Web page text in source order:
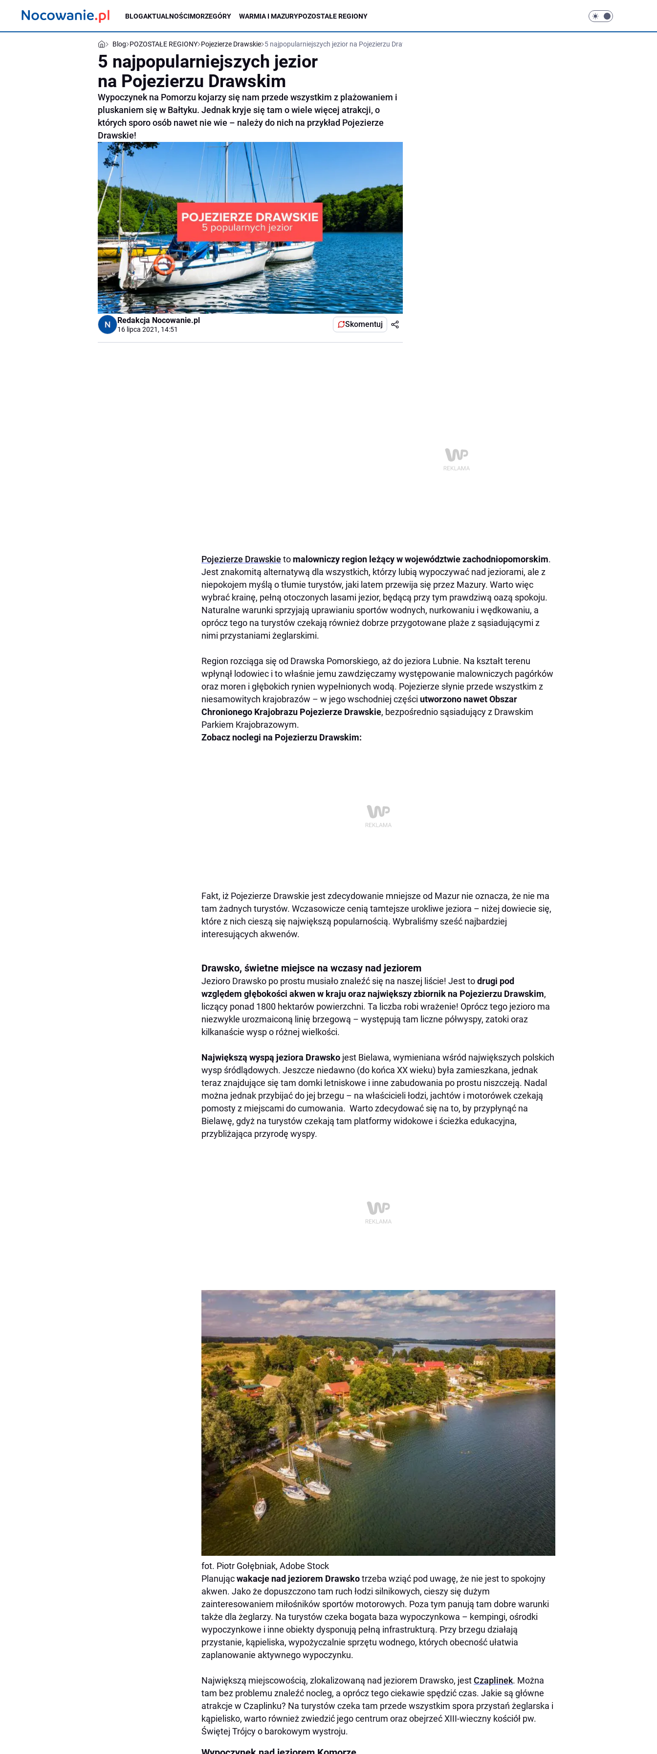
BLOGAKTUALNOŚCIMORZEGÓRY WARMIA I MAZURYPOZOSTAŁE REGIONY
Blog POZOSTAŁE REGIONY Pojezierze Drawskie 5 najpopularniejszych jezior na Pojezierzu Drawskim
5 najpopularniejszych jezior
na Pojezierzu Drawskim
Wypoczynek na Pomorzu kojarzy się nam przede wszystkim z plażowaniem i
pluskaniem się w Bałtyku. Jednak kryje się tam o wiele więcej atrakcji, o
których sporo osób nawet nie wie – należy do nich na przykład Pojezierze
Drawskie!
Redakcja Nocowanie.pl
16 lipca 2021, 14:51
Skomentuj
Pojezierze Drawskie to malowniczy region leżący w województwie zachodniopomorskim.
Jest znakomitą alternatywą dla wszystkich, którzy lubią wypoczywać nad jeziorami, ale z
niepokojem myślą o tłumie turystów, jaki latem przewija się przez Mazury. Warto więc
wybrać krainę, pełną otoczonych lasami jezior, będącą przy tym prawdziwą oazą spokoju.
Naturalne warunki sprzyjają uprawianiu sportów wodnych, nurkowaniu i wędkowaniu, a
oprócz tego na turystów czekają również dobrze przygotowane plaże z sąsiadującymi z
nimi przystaniami żeglarskimi.
Region rozciąga się od Drawska Pomorskiego, aż do jeziora Lubnie. Na kształt terenu
wpłynął lodowiec i to właśnie jemu zawdzięczamy występowanie malowniczych pagórków
oraz moren i głębokich rynien wypełnionych wodą. Pojezierze słynie przede wszystkim z
niesamowitych krajobrazów – w jego wschodniej części utworzono nawet Obszar
Chronionego Krajobrazu Pojezierze Drawskie, bezpośrednio sąsiadujący z Drawskim
Parkiem Krajobrazowym.
Zobacz noclegi na Pojezierzu Drawskim:
Fakt, iż Pojezierze Drawskie jest zdecydowanie mniejsze od Mazur nie oznacza, że nie ma
tam żadnych turystów. Wczasowicze cenią tamtejsze urokliwe jeziora – niżej dowiecie się,
które z nich cieszą się największą popularnością. Wybraliśmy sześć najbardziej
interesujących akwenów.
Drawsko, świetne miejsce na wczasy nad jeziorem
Jezioro Drawsko po prostu musiało znaleźć się na naszej liście! Jest todrugi pod
względem głębokości akwen w kraju oraz największy zbiornik na Pojezierzu Drawskim,
liczący ponad 1800 hektarów powierzchni. Ta liczba robi wrażenie! Oprócz tego jezioro ma
niezwykle urozmaiconą linię brzegową – występują tam liczne półwyspy, zatoki oraz
kilkanaście wysp o różnej wielkości.
Największą wyspą jeziora Drawsko jest Bielawa, wymieniana wśród największych polskich
wysp śródlądowych. Jeszcze niedawno (do końca XX wieku) była zamieszkana, jednak
teraz znajdujące się tam domki letniskowe i inne zabudowania po prostu niszczeją. Nadal
można jednak przybijać do jej brzegu – na właścicieli łodzi, jachtów i motorówek czekają
pomosty z miejscami do cumowania. Warto zdecydować się na to, by przypłynąć na
Bielawę, gdyż na turystów czekają tam platformy widokowe i ścieżka edukacyjna,
przybliżająca przyrodę wyspy.
fot. Piotr Gołębniak, Adobe Stock
Planującwakacje nad jeziorem Drawskotrzeba wziąć pod uwagę, że nie jest to spokojny
akwen. Jako że dopuszczono tam ruch łodzi silnikowych, cieszy się dużym
zainteresowaniem miłośników sportów motorowych. Poza tym panują tam dobre warunki
także dla żeglarzy. Na turystów czeka bogata baza wypoczynkowa – kempingi, ośrodki
wypoczynkowe i inne obiekty dysponują pełną infrastrukturą. Przy brzegu działają
przystanie, kąpieliska, wypożyczalnie sprzętu wodnego, których obecność ułatwia
zaplanowanie aktywnego wypoczynku.
Największą miejscowością, zlokalizowaną nad jeziorem Drawsko, jestCzaplinek. Można
tam bez problemu znaleźć nocleg, a oprócz tego ciekawie spędzić czas. Jakie są główne
atrakcje w Czaplinku? Na turystów czeka tam przede wszystkim spora przystań żeglarska i
kąpielisko, warto również zwiedzić jego centrum oraz obejrzeć XIII-wieczny kościół pw.
Świętej Trójcy o barokowym wystroju.